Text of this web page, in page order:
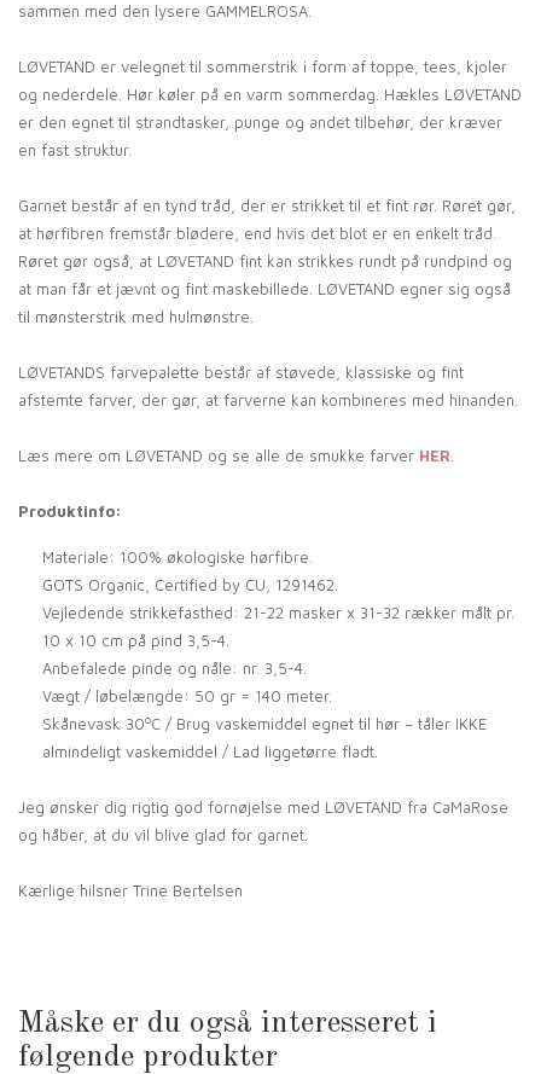
sammen med den lysere GAMMELROSA.
LØVETAND er velegnet til sommerstrik i form af toppe, tees, kjoler
og nederdele. Hør køler på en varm sommerdag. Hækles LØVETAND
er den egnet til strandtasker, punge og andet tilbehør, der kræver
en fast struktur.
Garnet består af en tynd tråd, der er strikket til et fint rør. Røret gør,
at hørfibren fremstår blødere, end hvis det blot er en enkelt tråd.
Røret gør også, at LØVETAND fint kan strikkes rundt på rundpind og
at man får et jævnt og fint maskebillede. LØVETAND egner sig også
til mønsterstrik med hulmønstre.
LØVETANDS farvepalette består af støvede, klassiske og fint
afstemte farver, der gør, at farverne kan kombineres med hinanden.
Læs mere om LØVETAND og se alle de smukke farver HER
Produktinfo:
Materiale: 100% økologiske hørfibre.
GOTS Organic, Certified by CU, 1291462.
Vejledende strikkefasthed: 21-22 masker x 31-32 rækker målt pr.
10 x 10 cm på pind 3,5-4.
Anbefalede pinde og nåle: nr. 3,5-4.
Vægt / løbelængde: 50 gr = 140 meter.
Skånevask 30oC / Brug vaskemiddel egnet til hør – tåler IKKE
almindeligt vaskemiddel / Lad liggetørre fladt.
Jeg ønsker dig rigtig god fornøjelse med LØVETAND fra CaMaRose
og håber, at du vil blive glad for garnet.
Kærlige hilsner Trine Bertelsen
Måske er du også interesseret i
følgende produkter